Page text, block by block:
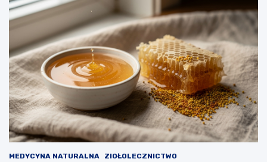
y
i
k
d
ł
u
g
o
m
o
ż
n
i
u
k
r
z
y
c
y
MEDYCYNA NATURALNA ZIOŁOLECZNICTWO